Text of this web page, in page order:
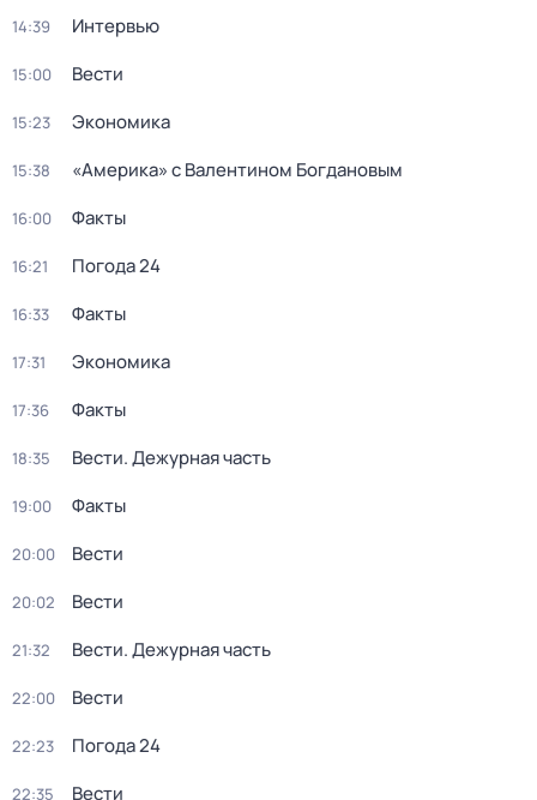
14:39 Интервью
15:00 Вести
15:23 Экономика
15:38 «Америка» с Валентином Богдановым
16:00 Факты
16:21 Погода 24
16:33 Факты
17:31 Экономика
17:36 Факты
18:35 Вести. Дежурная часть
19:00 Факты
20:00 Вести
20:02 Вести
21:32 Вести. Дежурная часть
22:00 Вести
22:23 Погода 24
22:35 Вести